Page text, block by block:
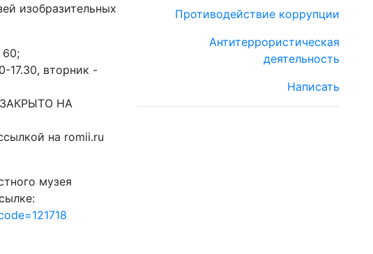
изобразительных
60;
17.30, вторник -
(ЗАКРЫТО НА
на romii.ru
музея
Противодействие коррупции
Антитеррористическая
деятельность
Написать